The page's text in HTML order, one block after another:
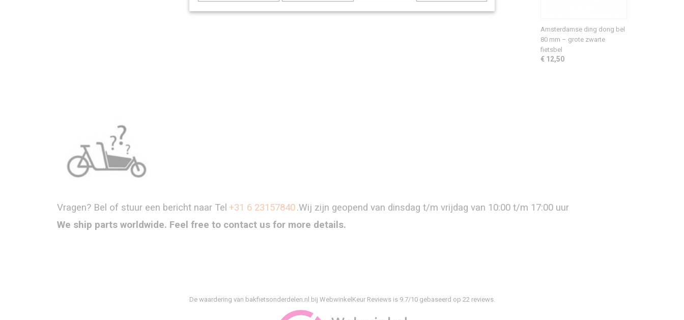
Amsterdamse ding dong bel
80 mm – grote zwarte
fietsbel
€ 12,50
Vragen? Bel of stuur een bericht naar Tel +31 6 23157840.Wij zijn geopend van dinsdag t/m vrijdag van 10:00 t/m 17:00 uur
We ship parts worldwide. Feel free to contact us for more details.
De waardering van bakfietsonderdelen.nl bij WebwinkelKeur Reviewsis 9.7/10 gebaseerd op 22 reviews.